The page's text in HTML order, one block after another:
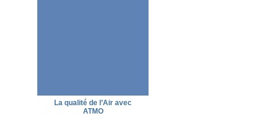
La qualité de l’Air avec
ATMO